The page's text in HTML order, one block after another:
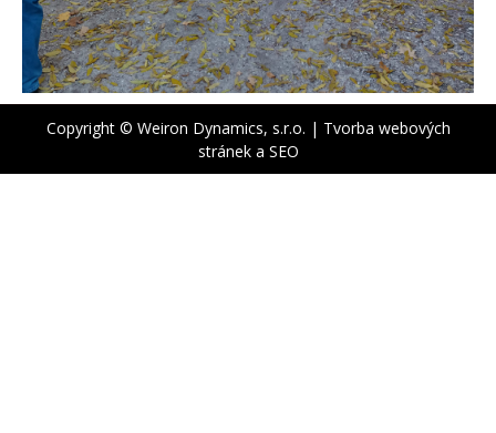
Copyright © Weiron Dynamics, s.r.o. | Tvorba webových
stráneka SEO